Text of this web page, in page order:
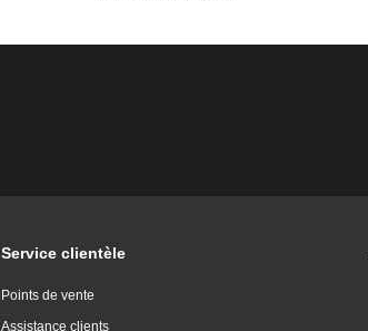
Service clientèle
Points de vente
Assistance clients